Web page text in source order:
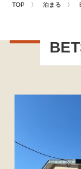
TOP 〉 泊まる 〉